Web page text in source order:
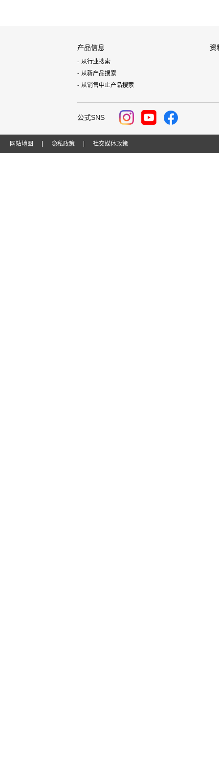
产品信息
从行业搜索
从新产品搜索
从销售中止产品搜索
资
公式SNS
网站地图 隐私政策 社交媒体政策